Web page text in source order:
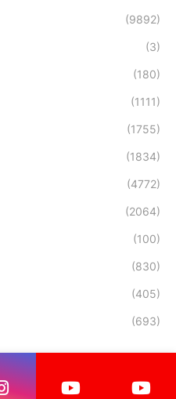
(9892)
(3)
(180)
(1111)
(1755)
(1834)
(4772)
(2064)
(100)
(830)
(405)
(693)